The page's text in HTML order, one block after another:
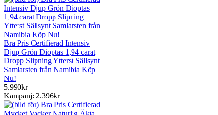
Bra Pris Certifierad Intensiv
Djup Grön Dioptas 1,94 carat
Dropp Slipning Ytterst Sällsynt
Samlarsten från Namibia Köp
Nu!
5.990kr
Kampanj: 2.396kr